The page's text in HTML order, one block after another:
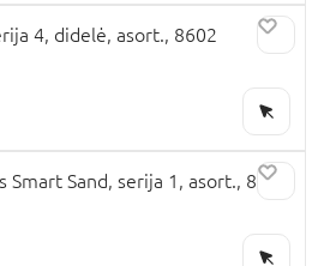
4, didelė, asort., 8602
Sand, serija 1, asort., 8608